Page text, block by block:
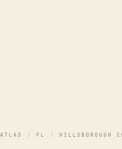
ATLAS / FL / HILLSBOROUGH